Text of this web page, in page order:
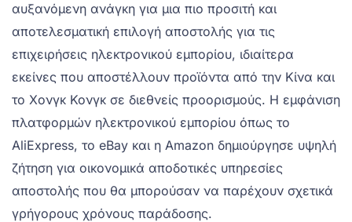
αυξανόμενη ανάγκη για μια πιο προσιτή και
αποτελεσματική επιλογή αποστολής για τις
επιχειρήσεις ηλεκτρονικού εμπορίου, ιδιαίτερα
εκείνες που αποστέλλουν προϊόντα από την Κίνα και
το Χονγκ Κονγκ σε διεθνείς προορισμούς. Η εμφάνιση
πλατφορμών ηλεκτρονικού εμπορίου όπως το
AliExpress, το eBay και η Amazon δημιούργησε υψηλή
ζήτηση για οικονομικά αποδοτικές υπηρεσίες
αποστολής που θα μπορούσαν να παρέχουν σχετικά
γρήγορους χρόνους παράδοσης.